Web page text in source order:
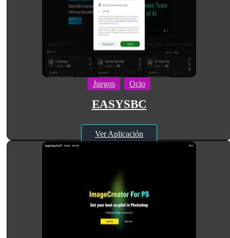
Juegos Ocio
EASYSBC
Ver Aplicación